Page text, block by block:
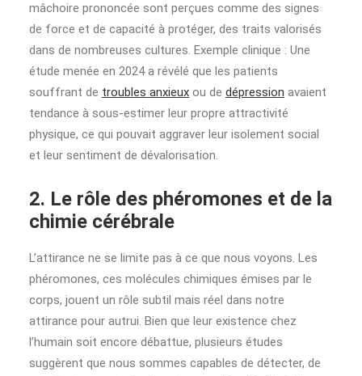
mâchoire prononcée sont perçues comme des signes
de force et de capacité à protéger, des traits valorisés
dans de nombreuses cultures. Exemple clinique : Une
étude menée en 2024 a révélé que les patients
souffrant de troubles anxieux ou de dépression avaient
tendance à sous-estimer leur propre attractivité
physique, ce qui pouvait aggraver leur isolement social
et leur sentiment de dévalorisation.
2. Le rôle des phéromones et de la
chimie cérébrale
L’attirance ne se limite pas à ce que nous voyons. Les
phéromones, ces molécules chimiques émises par le
corps, jouent un rôle subtil mais réel dans notre
attirance pour autrui. Bien que leur existence chez
l’humain soit encore débattue, plusieurs études
suggèrent que nous sommes capables de détecter, de